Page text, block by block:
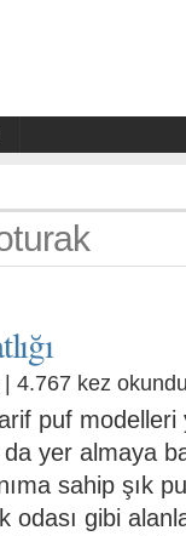
| 4.767 kez
puf modelleri
yer almaya
sahip şık
odası gibi